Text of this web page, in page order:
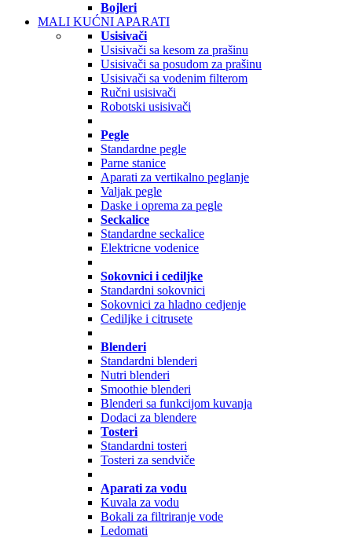
Bojleri
MALI KUĆNI APARATI
Usisivači
Usisivači sa kesom za prašinu
Usisivači sa posudom za prašinu
Usisivači sa vodenim filterom
Ručni usisivači
Robotski usisivači
Pegle
Standardne pegle
Parne stanice
Aparati za vertikalno peglanje
Valjak pegle
Daske i oprema za pegle
Seckalice
Standardne seckalice
Elektricne vodenice
Sokovnici i cediljke
Standardni sokovnici
Sokovnici za hladno cedjenje
Cediljke i citrusete
Blenderi
Standardni blenderi
Nutri blenderi
Smoothie blenderi
Blenderi sa funkcijom kuvanja
Dodaci za blendere
Tosteri
Standardni tosteri
Tosteri za sendviče
Aparati za vodu
Kuvala za vodu
Bokali za filtriranje vode
Ledomati